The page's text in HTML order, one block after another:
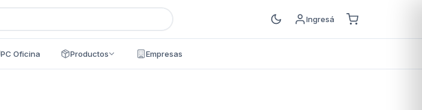
Ingresá
PC Oficina Productos Empresas